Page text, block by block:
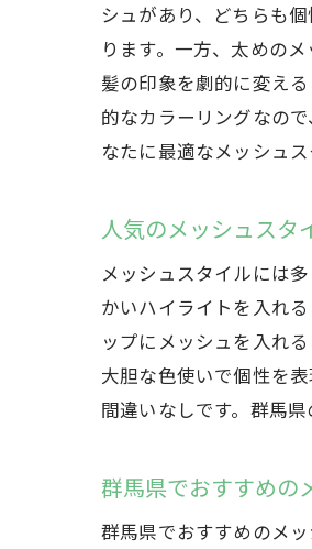
シュがあり、どちらも
ります。一方、太めの
髪の印象を劇的に変え
的なカラーリングなの
なたに最適なメッシュ
人気のメッシュスタ
メッシュスタイルには
かいハイライトを入れ
ップにメッシュを入れ
大胆な色使いで個性を
間違いなしです。群馬
群馬県でおすすめの
群馬県でおすすめのメ